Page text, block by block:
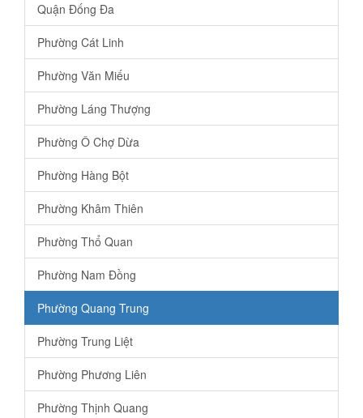
Quận Đống Đa
Phường Cát Linh
Phường Văn Miếu
Phường Láng Thượng
Phường Ô Chợ Dừa
Phường Hàng Bột
Phường Khâm Thiên
Phường Thổ Quan
Phường Nam Đồng
Phường Quang Trung
Phường Trung Liệt
Phường Phương Liên
Phường Thịnh Quang